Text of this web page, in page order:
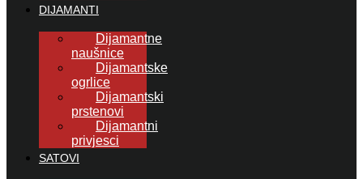
DIJAMANTI
Dijamantne
naušnice
Dijamantske
ogrlice
Dijamantski
prstenovi
Dijamantni
privjesci
SATOVI